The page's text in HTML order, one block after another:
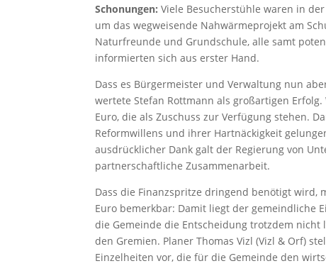
Schonungen: Viele Besucherstühle waren in
um das wegweisende Nahwärmeprojekt am
Naturfreunde und Grundschule, alle samt
informierten sich aus erster Hand.
Dass es Bürgermeister und Verwaltung nun
wertete Stefan Rottmann als großartigen
Euro, die als Zuschuss zur Verfügung stehen.
Reformwillens und ihrer Hartnäckigkeit
ausdrücklicher Dank galt der Regierung von
partnerschaftliche Zusammenarbeit.
Dass die Finanzspritze dringend benötigt wird,
Euro bemerkbar: Damit liegt der gemeindliche
die Gemeinde die Entscheidung trotzdem
den Gremien. Planer Thomas Vizl (Vizl & Orf)
Einzelheiten vor, die für die Gemeinde den